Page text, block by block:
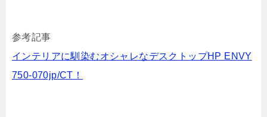
参考記事
インテリアに馴染むオシャレなデスクトップHP ENVY
750-070jp/CT！